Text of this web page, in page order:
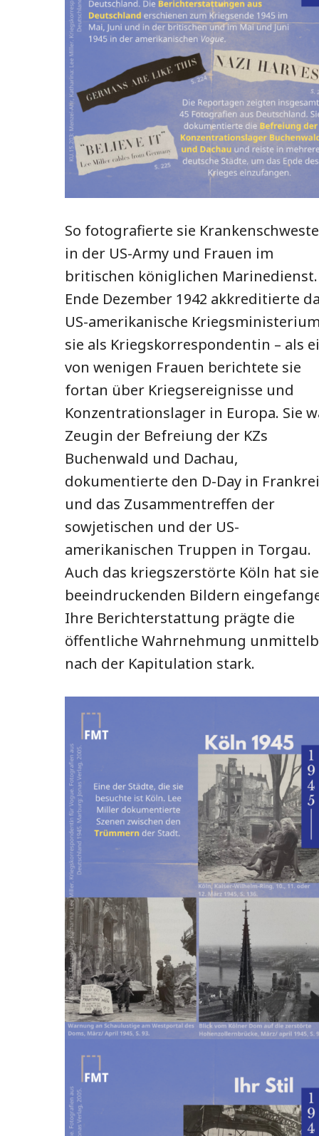
So fotografierte sie
in der US-Army und Frauen im
britischen königlichen Marinedienst.
Ende Dezember 1942 akkreditierte
US-amerikanische
sie als Kriegskorrespondentin – als
von wenigen Frauen berichtete sie
fortan über Kriegsereignisse und
Konzentrationslager in Europa. Sie
Zeugin der Befreiung der KZs
Buchenwald und Dachau,
dokumentierte den D-Day in
und das Zusammentreffen der
sowjetischen und der US-
amerikanischen Truppen in Torgau.
Auch das kriegszerstörte Köln hat
beeindruckenden Bildern
Ihre Berichterstattung prägte die
öffentliche Wahrnehmung
nach der Kapitulation stark.